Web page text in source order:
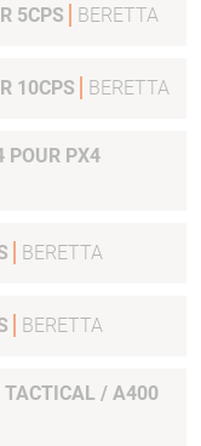
5CPS BERETTA
10CPS BERETTA
POUR PX4
BERETTA
BERETTA
TACTICAL / A400